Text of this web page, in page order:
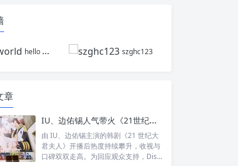
hello world szghc123
章
IU、边佑锡人气带火《21世纪大君夫人》：中山区沉浸式快闪店开放，9张限定小卡成最大看点
由 IU、边佑锡主演的韩剧《21 世纪大
君夫人》开播后热度持续攀升，收视与
口碑双双走高。为回应观众支持，Dis...